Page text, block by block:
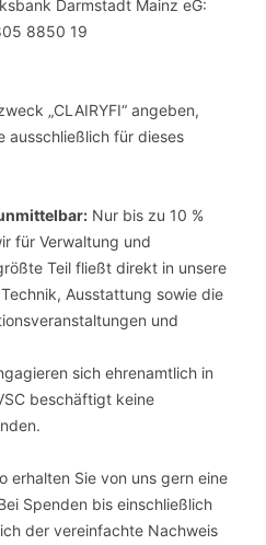
Darmstadt Mainz eG:
8850 19
„CLAIRYFI“ angeben,
ausschließlich für dieses
Nur bis zu 10 %
für Verwaltung und
Teil fließt direkt in unsere
Ausstattung sowie die
und
sich ehrenamtlich in
beschäftigt keine
erhalten Sie von uns gern eine
Spenden bis einschließlich
der vereinfachte Nachweis